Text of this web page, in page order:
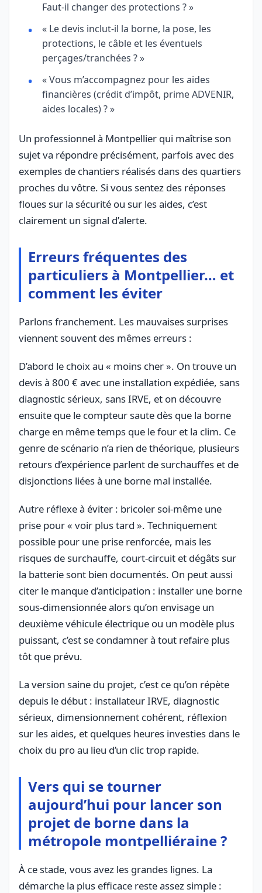
Faut-il changer des protections ? »
« Le devis inclut-il la borne, la pose, les
protections, le câble et les éventuels
perçages/tranchées ? »
« Vous m’accompagnez pour les aides
financières (crédit d’impôt, prime ADVENIR,
aides locales) ? »
Un professionnel à Montpellier qui maîtrise son
sujet va répondre précisément, parfois avec des
exemples de chantiers réalisés dans des quartiers
proches du vôtre. Si vous sentez des réponses
floues sur la sécurité ou sur les aides, c’est
clairement un signal d’alerte.
Erreurs fréquentes des
particuliers à Montpellier… et
comment les éviter
Parlons franchement. Les mauvaises surprises
viennent souvent des mêmes erreurs :
D’abord le choix au « moins cher ». On trouve un
devis à 800 € avec une installation expédiée, sans
diagnostic sérieux, sans IRVE, et on découvre
ensuite que le compteur saute dès que la borne
charge en même temps que le four et la clim. Ce
genre de scénario n’a rien de théorique, plusieurs
retours d’expérience parlent de surchauffes et de
disjonctions liées à une borne mal installée.
Autre réflexe à éviter : bricoler soi-même une
prise pour « voir plus tard ». Techniquement
possible pour une prise renforcée, mais les
risques de surchauffe, court-circuit et dégâts sur
la batterie sont bien documentés. On peut aussi
citer le manque d’anticipation : installer une borne
sous-dimensionnée alors qu’on envisage un
deuxième véhicule électrique ou un modèle plus
puissant, c’est se condamner à tout refaire plus
tôt que prévu.
La version saine du projet, c’est ce qu’on répète
depuis le début : installateur IRVE, diagnostic
sérieux, dimensionnement cohérent, réflexion
sur les aides, et quelques heures investies dans le
choix du pro au lieu d’un clic trop rapide.
Vers qui se tourner
aujourd’hui pour lancer son
projet de borne dans la
métropole montpelliéraine ?
À ce stade, vous avez les grandes lignes. La
démarche la plus efficace reste assez simple :